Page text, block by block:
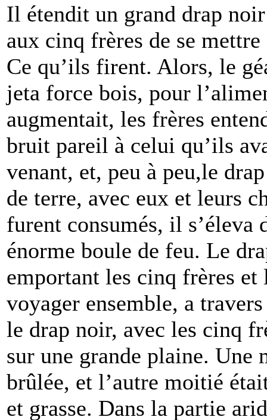
Il étendit un grand drap
aux cinq frères de se
Ce qu’ils firent. Alors, le
jeta force bois, pour
augmentait, les frères
bruit pareil à celui qu’ils
venant, et, peu à peu,le
de terre, avec eux et leurs
furent consumés, il s’éleva
énorme boule de feu. Le
emportant les cinq frères
voyager ensemble, a
le drap noir, avec les cinq
sur une grande plaine.
brûlée, et l’autre moitié
et grasse. Dans la partie